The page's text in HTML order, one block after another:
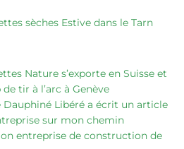
sèches Estive dans le Tarn
Nature s’exporte en Suisse et
tir à l’arc à Genève
Dauphiné Libéré a écrit un article
sur mon chemin
entreprise de construction de